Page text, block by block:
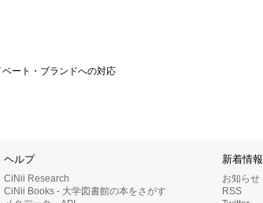
ート・ブランドへの対応
ヘルプ
CiNii Research
CiNii Books - 大学図書館の本をさがす
新着情報
お知らせ
RSS